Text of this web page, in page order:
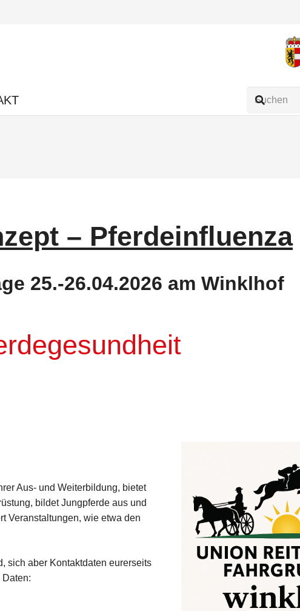
– Pferdeinfluenza
25.-26.04.2026 am Winklhof
Aus- und Weiterbildung, bietet
bildet Jungpferde aus und
Veranstaltungen, wie etwa den
sich aber Kontaktdaten eurerseits